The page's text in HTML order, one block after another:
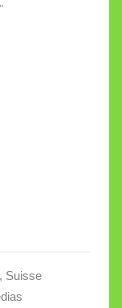
en
Suisse